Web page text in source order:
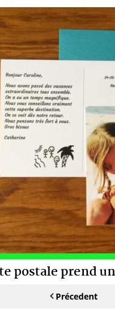
postale prend
Précedent